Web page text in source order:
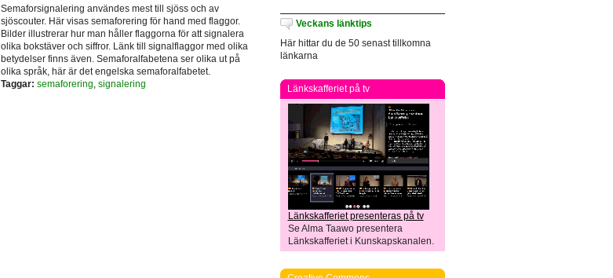
Semaforsignalering användes mest till sjöss och av
sjöscouter. Här visas semaforering för hand med flaggor.
Bilder illustrerar hur man håller flaggorna för att signalera
olika bokstäver och siffror. Länk till signalflaggor med olika
betydelser finns även. Semaforalfabetena ser olika ut på
olika språk, här är det engelska semaforalfabetet.
Taggar: semaforering, signalering
Veckans länktips
Här hittar du de 50 senast tillkomna
länkarna
Länkskafferiet på tv
Länkskafferiet presenteras på tv
Se Alma Taawo presentera
Länkskafferiet i Kunskapskanalen.